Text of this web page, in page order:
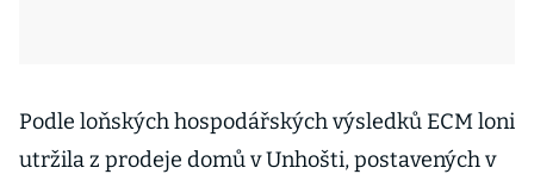
Podle loňských hospodářských výsledků ECM loni
utržila z prodeje domů v Unhošti, postavených v